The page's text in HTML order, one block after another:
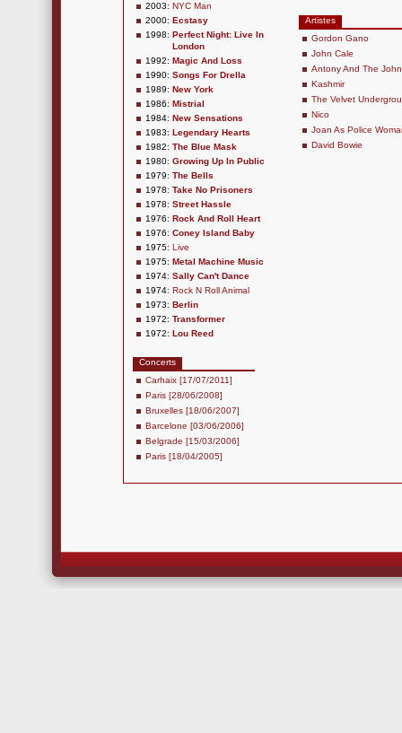
2003: NYC Man
2000: Ecstasy
1998: Perfect Night: Live In
London
1992: Magic And Loss
1990: Songs For Drella
1989: New York
1986: Mistrial
1984: New Sensations
1983: Legendary Hearts
1982: The Blue Mask
1980: Growing Up In Public
1979: The Bells
1978: Take No Prisoners
1978: Street Hassle
1976: Rock And Roll Heart
1976: Coney Island Baby
1975: Live
1975: Metal Machine Music
1974: Sally Can't Dance
1974: Rock N Roll Animal
1973: Berlin
1972: Transformer
1972: Lou Reed
Concerts
Carhaix [17/07/2011]
Paris [28/06/2008]
Bruxelles [18/06/2007]
Barcelone [03/06/2006]
Belgrade [15/03/2006]
Paris [18/04/2005]
Artistes
Gordon Gano
John Cale
Antony And The
Kashmir
The Velvet
Nico
Joan As Police
David Bowie